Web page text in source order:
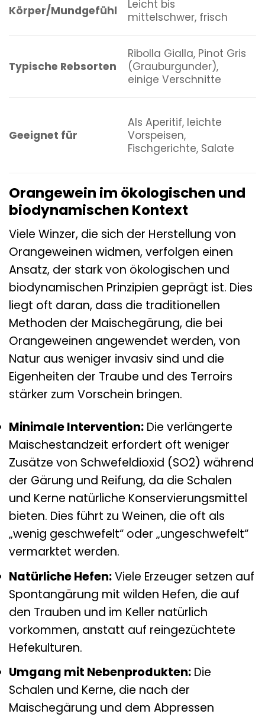
Körper/Mundgefühl
Leicht bis
mittelschwer, frisch
Typische Rebsorten
Ribolla Gialla, Pinot Gris
(Grauburgunder),
einige Verschnitte
Geeignet für
Als Aperitif, leichte
Vorspeisen,
Fischgerichte, Salate
Orangewein im ökologischen und
biodynamischen Kontext
Viele Winzer, die sich der Herstellung von
Orangeweinen widmen, verfolgen einen
Ansatz, der stark von ökologischen und
biodynamischen Prinzipien geprägt ist. Dies
liegt oft daran, dass die traditionellen
Methoden der Maischegärung, die bei
Orangeweinen angewendet werden, von
Natur aus weniger invasiv sind und die
Eigenheiten der Traube und des Terroirs
stärker zum Vorschein bringen.
Minimale Intervention: Die verlängerte
Maischestandzeit erfordert oft weniger
Zusätze von Schwefeldioxid (SO2) während
der Gärung und Reifung, da die Schalen
und Kerne natürliche Konservierungsmittel
bieten. Dies führt zu Weinen, die oft als
„wenig geschwefelt“ oder „ungeschwefelt“
vermarktet werden.
Natürliche Hefen:Viele Erzeuger setzen auf
Spontangärung mit wilden Hefen, die auf
den Trauben und im Keller natürlich
vorkommen, anstatt auf reingezüchtete
Hefekulturen.
Umgang mit Nebenprodukten: Die
Schalen und Kerne, die nach der
Maischegärung und dem Abpressen